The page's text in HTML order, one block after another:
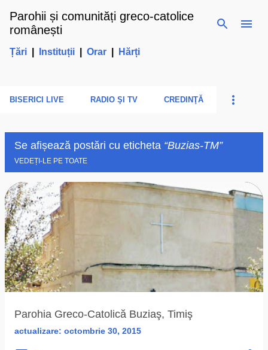
Treceți la conținutul principal
Parohii și comunități greco-catolice
românești
Țări Instituții Orar Hărți
BISERICI LIVE RADIO ŞI TV CREDINŢĂ
Se afișează postări cu eticheta Buzias-TM
VEDEȚI-LE PE TOATE
P
o
s
ă
r
Parohia Greco-Catolică Buziaş, Timiş
actualizare: octombrie 30, 2015